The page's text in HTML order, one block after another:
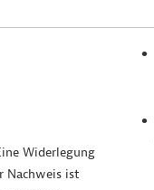
Widerlegung
Nachweis ist